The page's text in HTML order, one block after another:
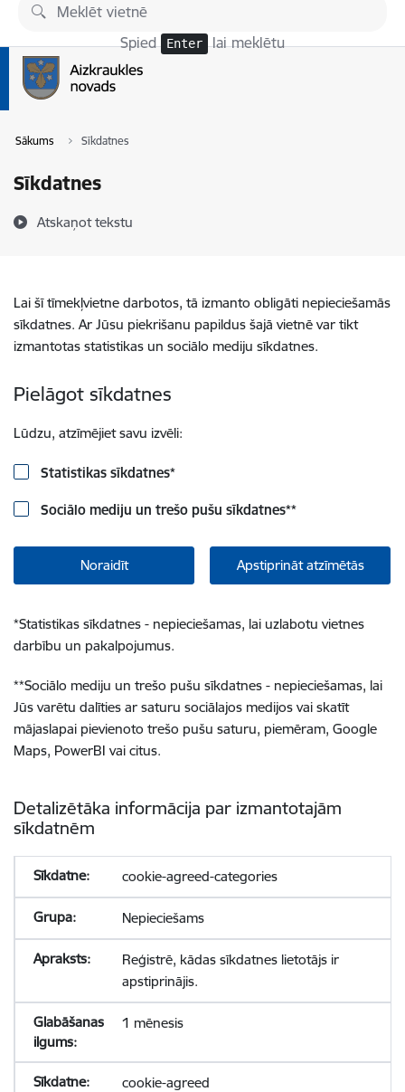
Pāriet uz lapas saturu
Spied Enter lai meklētu
Sākums Sīkdatnes
Sīkdatnes
Atskaņot tekstu
Lai šī tīmekļvietne darbotos, tā izmanto obligāti nepieciešamās
sīkdatnes. Ar Jūsu piekrišanu papildus šajā vietnē var tikt
izmantotas statistikas un sociālo mediju sīkdatnes.
Pielāgot sīkdatnes
Lūdzu, atzīmējiet savu izvēli:
Statistikas sīkdatnes*
Sociālo mediju un trešo pušu sīkdatnes**
Noraidīt Apstiprināt atzīmētās
*Statistikas sīkdatnes - nepieciešamas, lai uzlabotu vietnes
darbību un pakalpojumus.
**Sociālo mediju un trešo pušu sīkdatnes - nepieciešamas, lai
Jūs varētu dalīties ar saturu sociālajos medijos vai skatīt
mājaslapai pievienoto trešo pušu saturu, piemēram, Google
Maps, PowerBI vai citus.
Detalizētāka informācija par izmantotajām
sīkdatnēm
cookie-agreed-categories
Nepieciešams
Reģistrē, kādas sīkdatnes lietotājs ir
apstiprinājis.
1 mēnesis
cookie-agreed